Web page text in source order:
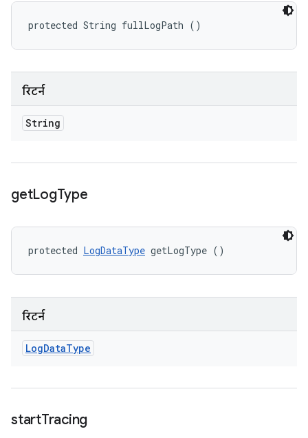
protected String fullLogPath ()
रिटर्न
String
getLogType
protected LogDataType getLogType ()
रिटर्न
LogDataType
startTracing